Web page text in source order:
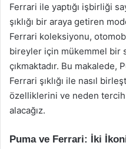
Ferrari ile yaptığı işbirliği
şıklığı bir araya getiren
Ferrari koleksiyonu,
bireyler için mükemmel bir
çıkmaktadır. Bu makalede,
Ferrari şıklığı ile nasıl
özelliklerini ve neden
alacağız.
Puma ve Ferrari: İki